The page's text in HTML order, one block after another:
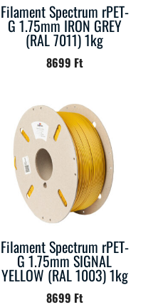
Filament Spectrum rPET-
G 1.75mm IRON GREY
(RAL 7011) 1kg
8699 Ft
Filament Spectrum rPET-
G 1.75mm SIGNAL
YELLOW (RAL 1003) 1kg
8699 Ft